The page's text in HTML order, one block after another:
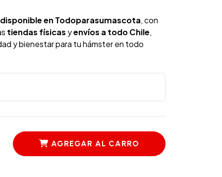
disponible en Todoparasumascota, con
tiendas físicas yenvíos a todo Chile,
y bienestar para tu hámster en todo
AGREGAR AL CARRO